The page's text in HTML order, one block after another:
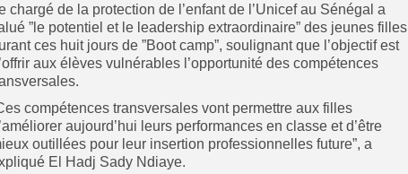
chargé de la protection de l’enfant de l’Unicef au Sénégal a
”le potentiel et le leadership extraordinaire” des jeunes filles
ces huit jours de ”Boot camp”, soulignant que l’objectif est
aux élèves vulnérables l’opportunité des compétences
compétences transversales vont permettre aux filles
aujourd’hui leurs performances en classe et d’être
outillées pour leur insertion professionnelles future”, a
El Hadj Sady Ndiaye.